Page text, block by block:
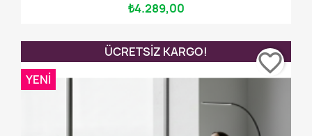
₺4.289,00
ÜCRETSIZ KARGO!
YENI
favorite_border